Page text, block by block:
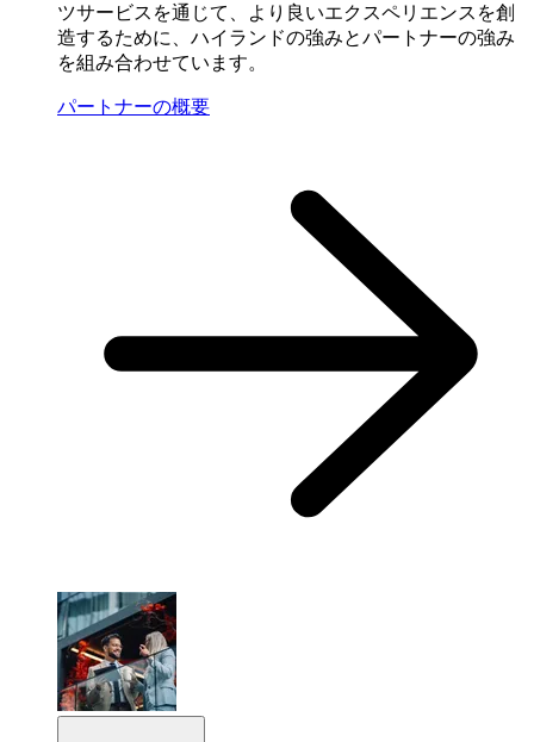
ツサービスを通じて、より良いエクスペリエンスを創
造するために、ハイランドの強みとパートナーの強み
を組み合わせています。
パートナーの概要